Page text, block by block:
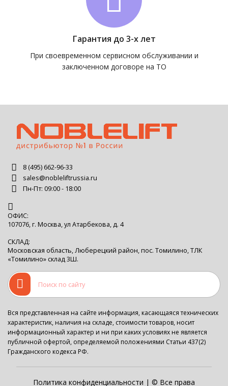
Гарантия до 3-х лет
При своевременном сервисном обслуживании и
заключенном договоре на ТО
8 (495) 662-96-33
sales@nobleliftrussia.ru
Пн-Пт: 09:00 - 18:00
ОФИС:
107076, г. Москва, ул Атарбекова, д. 4
СКЛАД:
Московская область, Люберецкий район, пос. Томилино, ТЛК
«Томилино» склад 3Ш.
Вся представленная на сайте информация, касающаяся технических
характеристик, наличия на складе, стоимости товаров, носит
информационный характер и ни при каких условиях не является
публичной офертой, определяемой положениями Статьи 437(2)
Гражданского кодекса РФ.
Политика конфиденциальности | © Все права